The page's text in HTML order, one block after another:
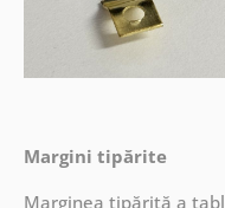
Margini tipărite
Marginea tipărită a